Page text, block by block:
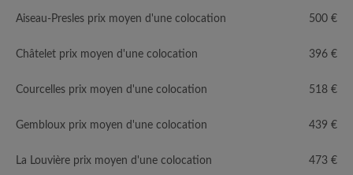
Aiseau-Presles prix moyen d'une colocation 500 €
Châtelet prix moyen d'une colocation 396 €
Courcelles prix moyen d'une colocation 518 €
Gembloux prix moyen d'une colocation 439 €
La Louvière prix moyen d'une colocation 473 €